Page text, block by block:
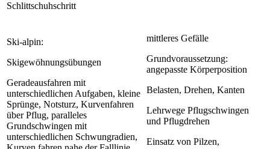
Schlittschuhschritt
Ski-alpin:
Skigewöhnungsübungen
Geradeausfahren mit
unterschiedlichen Aufgaben, kleine
Sprünge, Notsturz, Kurvenfahren
über Pflug, paralleles
Grundschwingen mit
unterschiedlichen Schwungradien,
mittleres Gefälle
Grundvoraussetzung:
angepasste Körperposition
Belasten, Drehen, Kanten
Lehrwege Pflugschwingen
und Pflugdrehen
Einsatz von Pilzen,